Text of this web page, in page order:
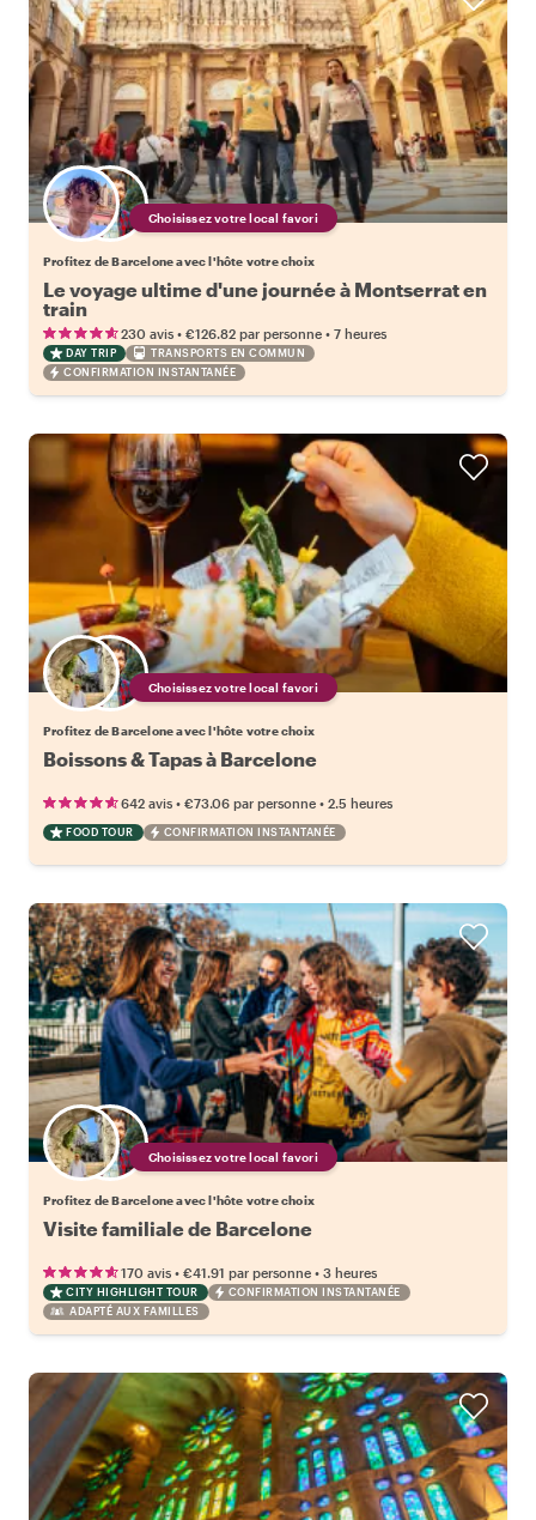
Choisissez votre local favori
Profitez de Barcelone avec l'hôte votre choix
Le voyage ultime d'une journée à Montserrat en
train
230 avis • €126.82 par personne • 7 heures
DAY TRIP
TRANSPORTS EN COMMUN
CONFIRMATION INSTANTANÉE
Choisissez votre local favori
Profitez de Barcelone avec l'hôte votre choix
Boissons & Tapas à Barcelone
642 avis • €73.06 par personne • 2.5 heures
FOOD TOUR CONFIRMATION INSTANTANÉE
Choisissez votre local favori
Profitez de Barcelone avec l'hôte votre choix
Visite familiale de Barcelone
170 avis • €41.91 par personne • 3 heures
CITY HIGHLIGHT TOUR
CONFIRMATION INSTANTANÉE
ADAPTÉ AUX FAMILLES